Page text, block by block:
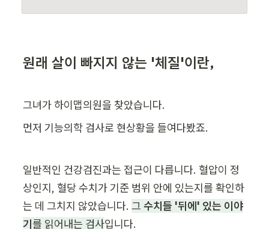
원래 살이 빠지지 않는 '체질'이란,
그녀가 하이맵의원을 찾았습니다.
먼저 기능의학 검사로 현상황을 들여다봤죠.
일반적인 건강검진과는 접근이 다릅니다. 혈압이 정
상인지, 혈당 수치가 기준 범위 안에 있는지를 확인하
는 데 그치지 않았습니다. 그 수치들 '뒤에' 있는 이야
기를 읽어내는 검사입니다.